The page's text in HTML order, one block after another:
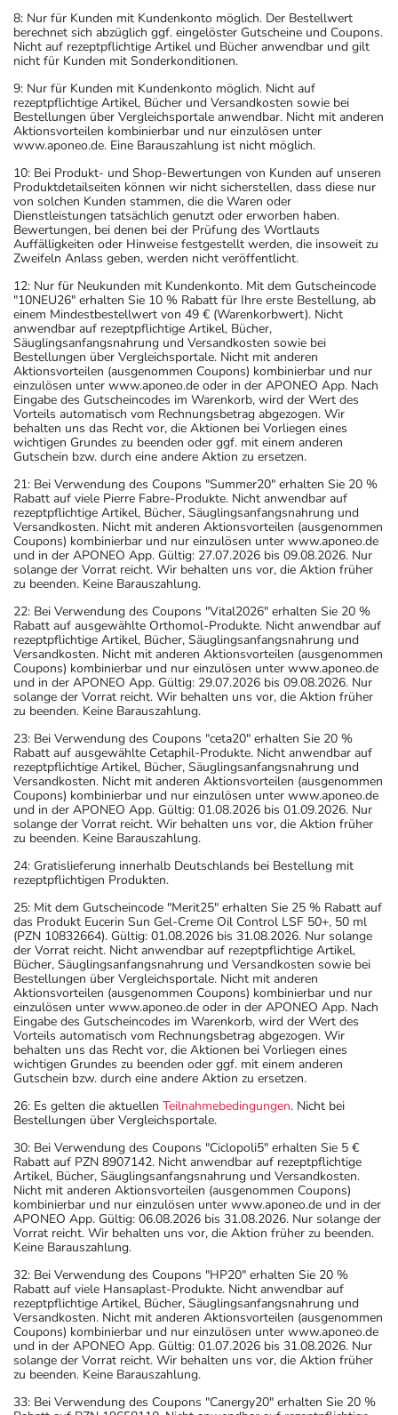
8: Nur für Kunden mit Kundenkonto möglich. Der Bestellwert
berechnet sich abzüglich ggf. eingelöster Gutscheine und Coupons.
Nicht auf rezeptpflichtige Artikel und Bücher anwendbar und gilt
nicht für Kunden mit Sonderkonditionen.
9: Nur für Kunden mit Kundenkonto möglich. Nicht auf
rezeptpflichtige Artikel, Bücher und Versandkosten sowie bei
Bestellungen über Vergleichsportale anwendbar. Nicht mit anderen
Aktionsvorteilen kombinierbar und nur einzulösen unter
www.aponeo.de. Eine Barauszahlung ist nicht möglich.
10: Bei Produkt- und Shop-Bewertungen von Kunden auf unseren
Produktdetailseiten können wir nicht sicherstellen, dass diese nur
von solchen Kunden stammen, die die Waren oder
Dienstleistungen tatsächlich genutzt oder erworben haben.
Bewertungen, bei denen bei der Prüfung des Wortlauts
Auffälligkeiten oder Hinweise festgestellt werden, die insoweit zu
Zweifeln Anlass geben, werden nicht veröffentlicht.
12: Nur für Neukunden mit Kundenkonto. Mit dem Gutscheincode
"10NEU26" erhalten Sie 10 % Rabatt für Ihre erste Bestellung, ab
einem Mindestbestellwert von 49 € (Warenkorbwert). Nicht
anwendbar auf rezeptpflichtige Artikel, Bücher,
Säuglingsanfangsnahrung und Versandkosten sowie bei
Bestellungen über Vergleichsportale. Nicht mit anderen
Aktionsvorteilen (ausgenommen Coupons) kombinierbar und nur
einzulösen unter www.aponeo.de oder in der APONEO App. Nach
Eingabe des Gutscheincodes im Warenkorb, wird der Wert des
Vorteils automatisch vom Rechnungsbetrag abgezogen. Wir
behalten uns das Recht vor, die Aktionen bei Vorliegen eines
wichtigen Grundes zu beenden oder ggf. mit einem anderen
Gutschein bzw. durch eine andere Aktion zu ersetzen.
21: Bei Verwendung des Coupons "Summer20" erhalten Sie 20 %
Rabatt auf viele Pierre Fabre-Produkte. Nicht anwendbar auf
rezeptpflichtige Artikel, Bücher, Säuglingsanfangsnahrung und
Versandkosten. Nicht mit anderen Aktionsvorteilen (ausgenommen
Coupons) kombinierbar und nur einzulösen unter www.aponeo.de
und in der APONEO App. Gültig: 27.07.2026 bis 09.08.2026. Nur
solange der Vorrat reicht. Wir behalten uns vor, die Aktion früher
zu beenden. Keine Barauszahlung.
22: Bei Verwendung des Coupons "Vital2026" erhalten Sie 20 %
Rabatt auf ausgewählte Orthomol-Produkte. Nicht anwendbar auf
rezeptpflichtige Artikel, Bücher, Säuglingsanfangsnahrung und
Versandkosten. Nicht mit anderen Aktionsvorteilen (ausgenommen
Coupons) kombinierbar und nur einzulösen unter www.aponeo.de
und in der APONEO App. Gültig: 29.07.2026 bis 09.08.2026. Nur
solange der Vorrat reicht. Wir behalten uns vor, die Aktion früher
zu beenden. Keine Barauszahlung.
23: Bei Verwendung des Coupons "ceta20" erhalten Sie 20 %
Rabatt auf ausgewählte Cetaphil-Produkte. Nicht anwendbar auf
rezeptpflichtige Artikel, Bücher, Säuglingsanfangsnahrung und
Versandkosten. Nicht mit anderen Aktionsvorteilen (ausgenommen
Coupons) kombinierbar und nur einzulösen unter www.aponeo.de
und in der APONEO App. Gültig: 01.08.2026 bis 01.09.2026. Nur
solange der Vorrat reicht. Wir behalten uns vor, die Aktion früher
zu beenden. Keine Barauszahlung.
24: Gratislieferung innerhalb Deutschlands bei Bestellung mit
rezeptpflichtigen Produkten.
25: Mit dem Gutscheincode "Merit25" erhalten Sie 25 % Rabatt auf
das Produkt Eucerin Sun Gel-Creme Oil Control LSF 50+, 50 ml
(PZN 10832664). Gültig: 01.08.2026 bis 31.08.2026. Nur solange
der Vorrat reicht. Nicht anwendbar auf rezeptpflichtige Artikel,
Bücher, Säuglingsanfangsnahrung und Versandkosten sowie bei
Bestellungen über Vergleichsportale. Nicht mit anderen
Aktionsvorteilen (ausgenommen Coupons) kombinierbar und nur
einzulösen unter www.aponeo.de oder in der APONEO App. Nach
Eingabe des Gutscheincodes im Warenkorb, wird der Wert des
Vorteils automatisch vom Rechnungsbetrag abgezogen. Wir
behalten uns das Recht vor, die Aktionen bei Vorliegen eines
wichtigen Grundes zu beenden oder ggf. mit einem anderen
Gutschein bzw. durch eine andere Aktion zu ersetzen.
26: Es gelten die aktuellen Teilnahmebedingungen. Nicht bei
Bestellungen über Vergleichsportale.
30: Bei Verwendung des Coupons "Ciclopoli5" erhalten Sie 5 €
Rabatt auf PZN 8907142. Nicht anwendbar auf rezeptpflichtige
Artikel, Bücher, Säuglingsanfangsnahrung und Versandkosten.
Nicht mit anderen Aktionsvorteilen (ausgenommen Coupons)
kombinierbar und nur einzulösen unter www.aponeo.de und in der
APONEO App. Gültig: 06.08.2026 bis 31.08.2026. Nur solange der
Vorrat reicht. Wir behalten uns vor, die Aktion früher zu beenden.
Keine Barauszahlung.
32: Bei Verwendung des Coupons "HP20" erhalten Sie 20 %
Rabatt auf viele Hansaplast-Produkte. Nicht anwendbar auf
rezeptpflichtige Artikel, Bücher, Säuglingsanfangsnahrung und
Versandkosten. Nicht mit anderen Aktionsvorteilen (ausgenommen
Coupons) kombinierbar und nur einzulösen unter www.aponeo.de
und in der APONEO App. Gültig: 01.07.2026 bis 31.08.2026. Nur
solange der Vorrat reicht. Wir behalten uns vor, die Aktion früher
zu beenden. Keine Barauszahlung.
33: Bei Verwendung des Coupons "Canergy20" erhalten Sie 20 %